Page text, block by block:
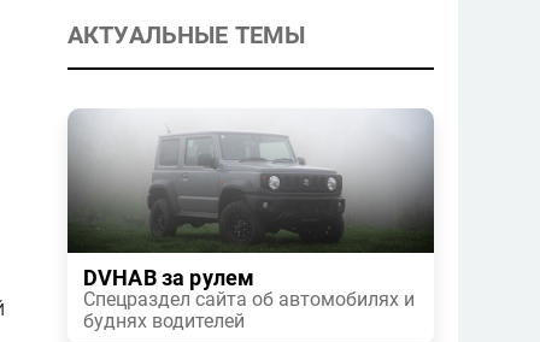
АКТУАЛЬНЫЕ ТЕМЫ
DVHAB за рулем
Спецраздел сайта об автомобилях и
буднях водителей